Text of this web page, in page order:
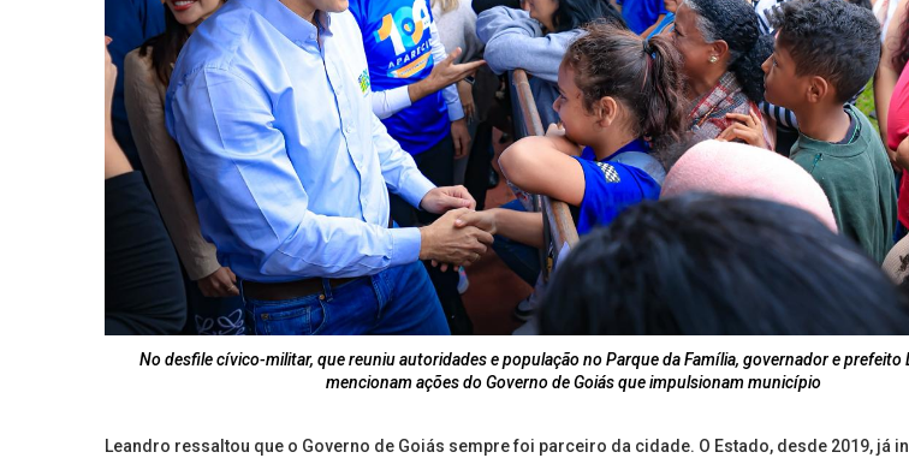
No desfile cívico-militar, que reuniu autoridades e população no Parque da Família, governador e prefeito
mencionam ações do Governo de Goiás que impulsionam município
Leandro ressaltou que o Governo de Goiás sempre foi parceiro da cidade. O Estado, desde 2019, já